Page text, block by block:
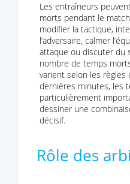
Les entraîneurs
morts pendant le
modifier la tactique,
l’adversaire, calmer
attaque ou discuter du
nombre de temps
varient selon les règles
dernières minutes, les
particulièrement
dessiner une
décisif.
Rôle des